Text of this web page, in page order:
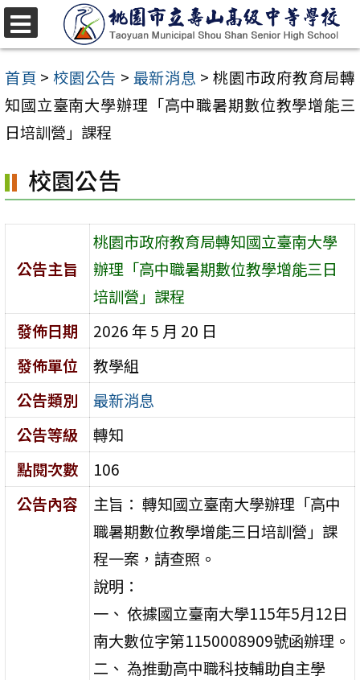
跳
至
主
要
內
區
首頁 > 校園公告 > 最新消息 > 桃園市政府教育局轉
知國立臺南大學辦理「高中職暑期數位教學增能三
日培訓營」課程
校園公告
公告主旨
桃園市政府教育局轉知國立臺南大學
辦理「高中職暑期數位教學增能三日
培訓營」課程
發佈日期
2026 年 5 月 20 日
發佈單位
教學組
公告類別
最新消息
公告等級
轉知
點閱次數
106
公告內容
主旨： 轉知國立臺南大學辦理「高中
職暑期數位教學增能三日培訓營」課
程一案，請查照。
說明：
一、 依據國立臺南大學115年5月12日
南大數位字第1150008909號函辦理。
二、 為推動高中職科技輔助自主學
選
單